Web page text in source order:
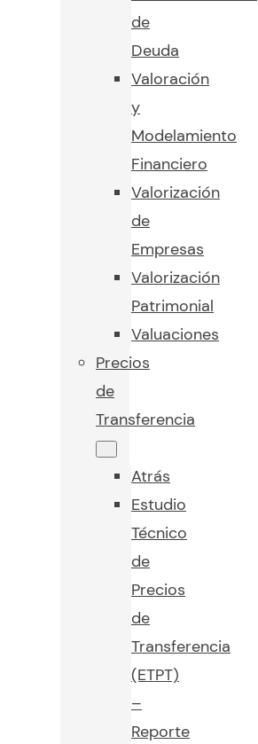
de
Deuda
Valoración
y
Modelamiento
Financiero
Valorización
de
Empresas
Valorización
Patrimonial
Valuaciones
Precios
de
Transferencia
Atrás
Estudio
Técnico
de
Precios
de
Transferencia
(ETPT)
–
Reporte